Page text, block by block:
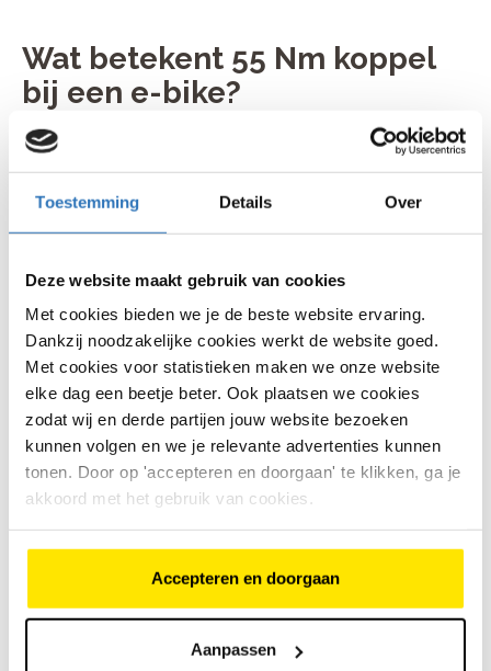
Toestemming Details Over
Deze website maakt gebruik van cookies
Met cookies bieden we je de beste website ervaring.
Dankzij noodzakelijke cookies werkt de website goed.
Met cookies voor statistieken maken we onze website
elke dag een beetje beter. Ook plaatsen we cookies
zodat wij en derde partijen jouw website bezoeken
kunnen volgen en we je relevante advertenties kunnen
tonen. Door op 'accepteren en doorgaan' te klikken, ga je
akkoord met het gebruik van cookies.
Accepteren en doorgaan
Aanpassen
Wat betekent 55 Nm koppel
bij een e-bike?
Het koppel (Nm) geeft aan hoeveel kracht de motor
levert bij het ondersteunen van je trapbeweging. Een
waardoor je moeiteloos optrekt, vlot heuvels op rijdt
en lekker ontspannen fietst, ook met een beetje
zonder dat je inlevert op comfort of controle.
Voor wie is een elektrische
fiets met 55 Nm geschikt?
Een e-bike met 55 Nm koppel is perfect voor:
Woon-werkverkeer met afwisselend terrein
bruggen, dijken of wat langere afstanden? Geen
probleem.
Recreatieve tochten met wat meer
tegenkomt of een stevige wind vangt.
Fietsers met lichte tot gemiddelde